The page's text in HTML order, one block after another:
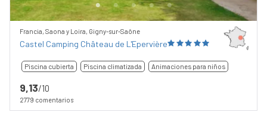
Francia, Saona y Loira, Gigny-sur-Saône
Castel Camping Château de L'Epervière
Piscina cubierta Piscina climatizada Animaciones para niños
9,13/10
2779 comentarios